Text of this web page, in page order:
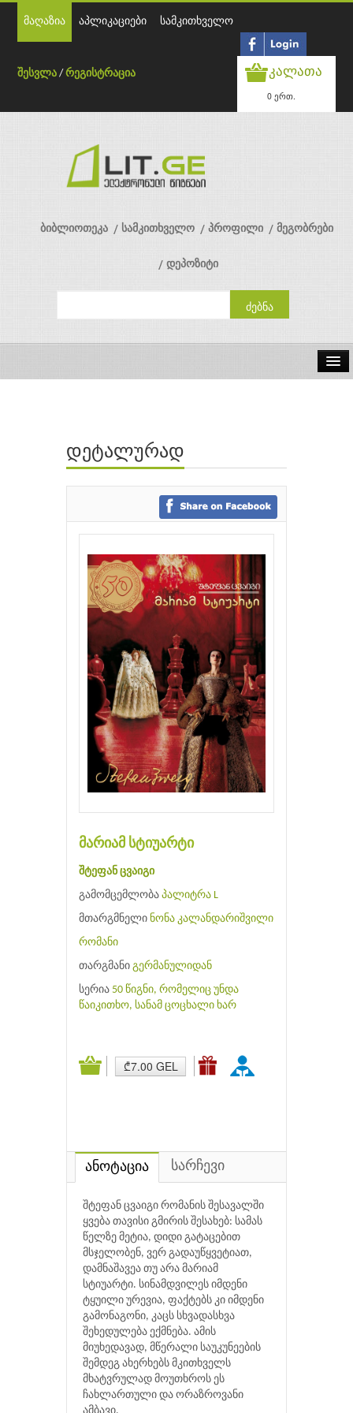
მაღაზია აპლიკაციები სამკითხველო
შესვლა /რეგისტრაცია კალათა
0 ერთ.
ბიბლიოთეკა სამკითხველო პროფილი მეგობრები
დეპოზიტი
ავტორები
გამომცემლობები
დეტალურად
მარიამ სტიუარტი
შტეფან ცვაიგი
გამომცემლობა პალიტრა L
მთარგმნელი ნონა კალანდარიშვილი
რომანი
თარგმანი გერმანულიდან
სერია 50 წიგნი, რომელიც უნდა
წაიკითხო, სანამ ცოცხალი ხარ
₾7.00 GEL
ანოტაცია სარჩევი
შტეფან ცვაიგი რომანის შესავალში
ყვება თავისი გმირის შესახებ: სამას
წელზე მეტია, დიდი გატაცებით
მსჯელობენ, ვერ გადაუწყვეტიათ,
დამნაშავეა თუ არა მარიამ
სტიუარტი. სინამდვილეს იმდენი
ტყუილი ურევია, ფაქტებს კი იმდენი
გამონაგონი, კაცს სხვადასხვა
შეხედულება ექმნება. ამის
მიუხედავად, მწერალი საუკუნეების
შემდეგ ახერხებს მკითხველს
მხატვრულად მოუთხროს ეს
ჩახლართული და ორაზროვანი